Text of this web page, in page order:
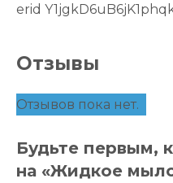
erid
Отзывы
Отзывов пока нет.
Будьте первым,
на «Жидкое